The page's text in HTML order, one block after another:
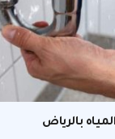
بالرياض